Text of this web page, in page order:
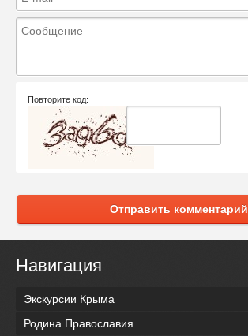
Повторите код:
Отправить комментарий
Навигация
Экскурсии Крыма
Родина Православия